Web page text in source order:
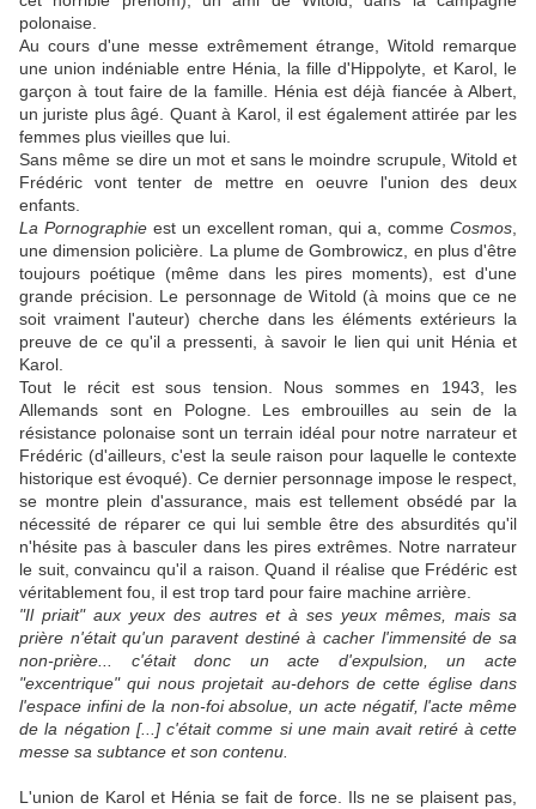
polonaise.
Au cours d'une messe extrêmement étrange, Witold remarque
une union indéniable entre Hénia, la fille d'Hippolyte, et Karol, le
garçon à tout faire de la famille. Hénia est déjà fiancée à Albert,
un juriste plus âgé. Quant à Karol, il est également attirée par les
femmes plus vieilles que lui.
Sans même se dire un mot et sans le moindre scrupule, Witold et
Frédéric vont tenter de mettre en oeuvre l'union des deux
enfants.
La Pornographieest un excellent roman, qui a, commeCosmos
une dimension policière. La plume de Gombrowicz, en plus d'être
toujours poétique (même dans les pires moments), est d'une
grande précision. Le personnage de Witold (à moins que ce ne
soit vraiment l'auteur) cherche dans les éléments extérieurs la
preuve de ce qu'il a pressenti, à savoir le lien qui unit Hénia et
Karol.
Tout le récit est sous tension. Nous sommes en 1943, les
Allemands sont en Pologne. Les embrouilles au sein de la
résistance polonaise sont un terrain idéal pour notre narrateur et
Frédéric (d'ailleurs, c'est la seule raison pour laquelle le contexte
historique est évoqué). Ce dernier personnage impose le respect,
se montre plein d'assurance, mais est tellement obsédé par la
nécessité de réparer ce qui lui semble être des absurdités qu'il
n'hésite pas à basculer dans les pires extrêmes. Notre narrateur
le suit, convaincu qu'il a raison. Quand il réalise que Frédéric est
véritablement fou, il est trop tard pour faire machine arrière.
"Il priait" aux yeux des autres et à ses yeux mêmes, mais sa
prière n'était qu'un paravent destiné à cacher l'immensité de sa
non-prière... c'était donc un acte d'expulsion, un acte
"excentrique" qui nous projetait au-dehors de cette église dans
l'espace infini de la non-foi absolue, un acte négatif, l'acte même
de la négation [...] c'était comme si une main avait retiré à cette
messe sa subtance et son contenu.
L'union de Karol et Hénia se fait de force. Ils ne se plaisent pas,